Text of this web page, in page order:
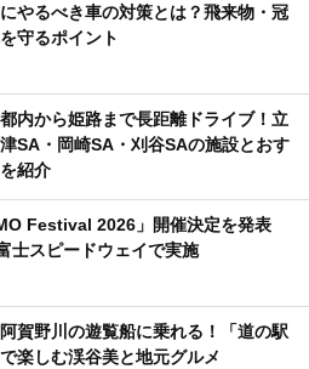
やるべき車の対策とは？飛来物・冠
守るポイント
都内から姫路まで長距離ドライブ！立
SA・岡崎SA・刈谷SAの施設とおす
紹介
Festival 2026」開催決定を発表
士スピードウェイで実施
阿賀野川の遊覧船に乗れる！「道の駅
楽しむ渓谷美と地元グルメ